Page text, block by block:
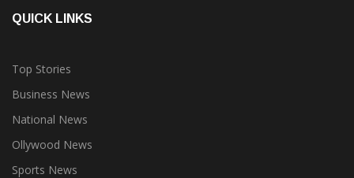
QUICK LINKS
Top Stories
Business News
National News
Ollywood News
Sports News